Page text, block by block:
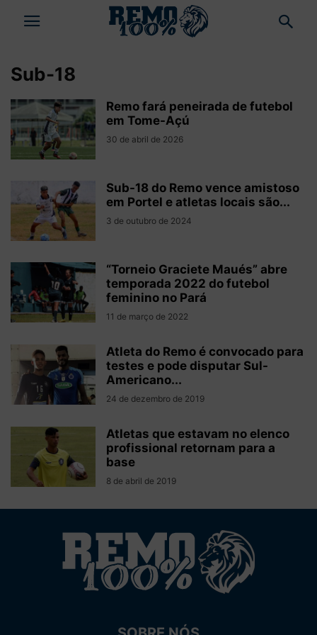
Sub-18
Remo fará peneirada de futebol
em Tome-Açú
30 de abril de 2026
Sub-18 do Remo vence amistoso
em Portel e atletas locais são...
3 de outubro de 2024
“Torneio Graciete Maués” abre
temporada 2022 do futebol
feminino no Pará
11 de março de 2022
Atleta do Remo é convocado para
testes e pode disputar Sul-
Americano...
24 de dezembro de 2019
Atletas que estavam no elenco
profissional retornam para a
base
8 de abril de 2019